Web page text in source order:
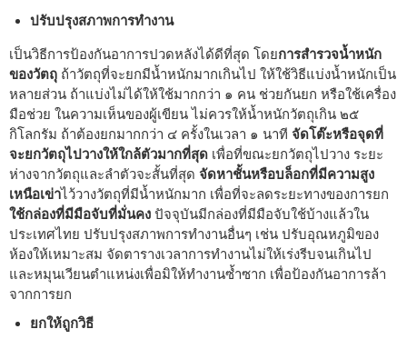
ปรับปรุงสภาพการทำงาน
เป็นวิธีการป้องกันอาการปวดหลังได้ดีที่สุด โดยการสำรวจน้ำหนัก
ของวัตถุ ถ้าวัตถุที่จะยกมีน้ำหนักมากเกินไป ให้ใช้วิธีแบ่งน้ำหนักเป็น
หลายส่วน ถ้าแบ่งไม่ได้ให้ใช้มากกว่า ๑ คน ช่วยกันยก หรือใช้เครื่อง
มือช่วย ในความเห็นของผู้เขียน ไม่ควรให้น้ำหนักวัตถุเกิน ๒๕
กิโลกรัม ถ้าต้องยกมากกว่า ๔ ครั้งในเวลา ๑ นาที จัดโต๊ะหรือจุดที่
จะยกวัตถุไปวางให้ใกล้ตัวมากที่สุด เพื่อที่ขณะยกวัตถุไปวาง ระยะ
ห่างจากวัตถุและลำตัวจะสั้นที่สุด จัดหาชั้นหรือบล็อกที่มีความสูง
เหนือเข่าไว้วางวัตถุที่มีน้ำหนักมาก เพื่อที่จะลดระยะทางของการยก
ใช้กล่องที่มีมือจับที่มั่นคง ปัจจุบันมีกล่องที่มีมือจับใช้บ้างแล้วใน
ประเทศไทย ปรับปรุงสภาพการทำงานอื่นๆ เช่น ปรับอุณหภูมิของ
ห้องให้เหมาะสม จัดตารางเวลาการทำงานไม่ให้เร่งรีบจนเกินไป
และหมุนเวียนตำแหน่งเพื่อมิให้ทำงานซ้ำซาก เพื่อป้องกันอาการล้า
จากการยก
ยกให้ถูกวิธี